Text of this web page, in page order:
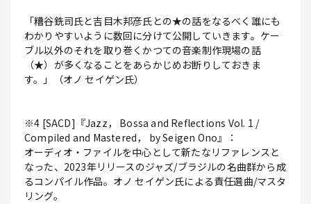
「糟谷銑司氏と吉目木邦彦氏との★の話をなるべく誰にも
わかりやすいように数回に分けて公開していきます。ケー
ブル以外のそれを取り巻くかつての音楽制作現場の話
（★）が多くなることをあらかじめお断りしておきま
す。」（オノ セイゲン氏）
※4 [SACD]『Jazz， Bossa and Reflections Vol. 1 /
Compiled and Mastered， by Seigen Ono』：
オーディオ・ファイルを中心として新たなリファレンスと
なった、2023年リリースのジャズ/ブラジルの名曲群から成
るコンパイル作品。オノ セイゲン氏による責任選曲/マスタ
リング。